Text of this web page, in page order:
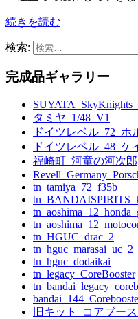
続きを読む
検索:
完成品ギャラリー
タミヤ_1/48_V1
ドイツレベル_72_ホ
ドイツレベル_48_ケ
福崎町_河童の河次郎
tn_tamiya_72_f35b
tn_HGUC_drac_2
tn_hguc_marasai_uc_2
tn_hguc_dodaikai
tn_legacy_CoreBooster
旧キット_コアブー